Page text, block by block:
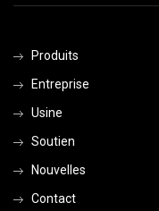
Produits
Entreprise
Usine
Soutien
Nouvelles
Contact